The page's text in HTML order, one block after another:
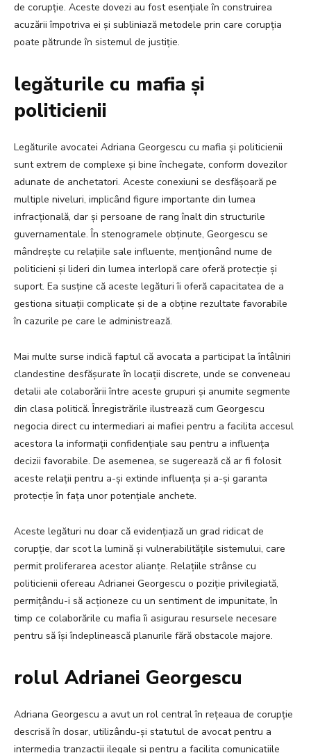
de corupție. Aceste dovezi au fost esențiale în construirea
acuzării împotriva ei și subliniază metodele prin care corupția
poate pătrunde în sistemul de justiție.
legăturile cu mafia și
politicienii
Legăturile avocatei Adriana Georgescu cu mafia și politicienii
sunt extrem de complexe și bine închegate, conform dovezilor
adunate de anchetatori. Aceste conexiuni se desfășoară pe
multiple niveluri, implicând figure importante din lumea
infracțională, dar și persoane de rang înalt din structurile
guvernamentale. În stenogramele obținute, Georgescu se
mândrește cu relațiile sale influente, menționând nume de
politicieni și lideri din lumea interlopă care oferă protecție și
suport. Ea susține că aceste legături îi oferă capacitatea de a
gestiona situații complicate și de a obține rezultate favorabile
în cazurile pe care le administrează.
Mai multe surse indică faptul că avocata a participat la întâlniri
clandestine desfășurate în locații discrete, unde se conveneau
detalii ale colaborării între aceste grupuri și anumite segmente
din clasa politică. Înregistrările ilustrează cum Georgescu
negocia direct cu intermediari ai mafiei pentru a facilita accesul
acestora la informații confidențiale sau pentru a influența
decizii favorabile. De asemenea, se sugerează că ar fi folosit
aceste relații pentru a-și extinde influența și a-și garanta
protecție în fața unor potențiale anchete.
Aceste legături nu doar că evidențiază un grad ridicat de
corupție, dar scot la lumină și vulnerabilitățile sistemului, care
permit proliferarea acestor alianțe. Relațiile strânse cu
politicienii ofereau Adrianei Georgescu o poziție privilegiată,
permițându-i să acționeze cu un sentiment de impunitate, în
timp ce colaborările cu mafia îi asigurau resursele necesare
pentru să își îndeplinească planurile fără obstacole majore.
rolul Adrianei Georgescu
Adriana Georgescu a avut un rol central în rețeaua de corupție
descrisă în dosar, utilizându-și statutul de avocat pentru a
intermedia tranzacții ilegale și pentru a facilita comunicațiile